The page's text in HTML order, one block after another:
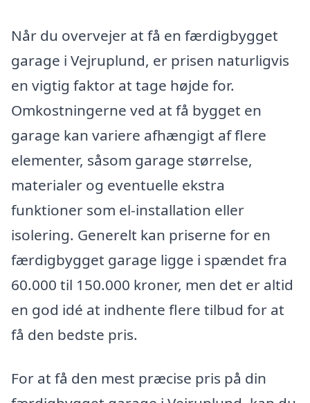
Når du overvejer at få en færdigbygget
garage i Vejruplund, er prisen naturligvis
en vigtig faktor at tage højde for.
Omkostningerne ved at få bygget en
garage kan variere afhængigt af flere
elementer, såsom garage størrelse,
materialer og eventuelle ekstra
funktioner som el-installation eller
isolering. Generelt kan priserne for en
færdigbygget garage ligge i spændet fra
60.000 til 150.000 kroner, men det er altid
en god idé at indhente flere tilbud for at
få den bedste pris.
For at få den mest præcise pris på din